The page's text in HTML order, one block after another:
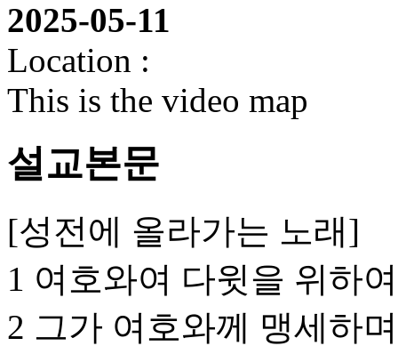
2025-05-11
Location :
This is the video map
설교본문
[성전에 올라가는 노래]
1 여호와여 다윗을 위하
2 그가 여호와께 맹세하